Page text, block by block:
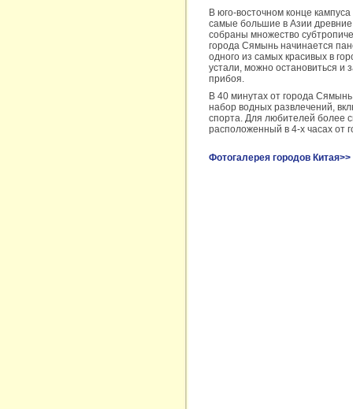
В юго-восточном конце
самые большие в Азии древние
собраны множество
города Сямынь начинается
одного из самых красивых в
устали, можно остановиться и
прибоя.
В 40 минутах от города
набор водных развлечений,
спорта. Для любителей более
расположенный в 4-х часах от
Фотогалерея городов Китая>>